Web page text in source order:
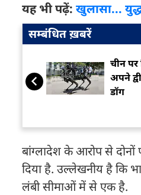
यह भी पढ़ें: खुलासा...
सम्बंधित ख़बरें
चीन पर
अपने
डॉग
बांग्लादेश के आरोप से दोनों
दिया है. उल्लेखनीय है कि
लंबी सीमाओं में से एक है.